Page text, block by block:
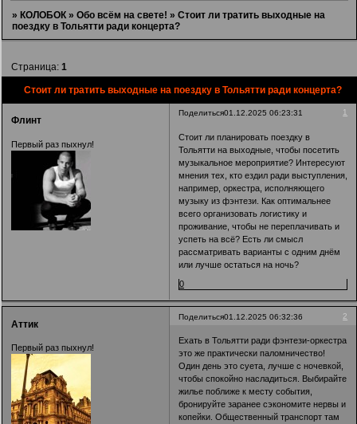
»КОЛОБОК »Обо всём на свете! »Стоит ли тратить выходные на
поездку в Тольятти ради концерта?
Стоит ли тратить выходные на поездку в Тольятти ради концерта?
Страница:1
Поделиться 1
01.12.2025 06:23:31
Флинт
Первый раз пыхнул!
Стоит ли планировать поездку в
Тольятти на выходные, чтобы посетить
музыкальное мероприятие? Интересуют
мнения тех, кто ездил ради выступления,
например, оркестра, исполняющего
музыку из фэнтези. Как оптимальнее
всего организовать логистику и
проживание, чтобы не переплачивать и
успеть на всё? Есть ли смысл
рассматривать варианты с одним днём
или лучше остаться на ночь?
0
Поделиться 2
01.12.2025 06:32:36
Аттик
Первый раз пыхнул!
Ехать в Тольятти ради фэнтези-оркестра
это же практически паломничество!
Один день это суета, лучше с ночевкой,
чтобы спокойно насладиться. Выбирайте
жилье поближе к месту события,
бронируйте заранее сэкономите нервы и
копейки. Общественный транспорт там